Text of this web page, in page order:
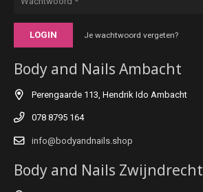
LOGIN Je wachtwoord vergeten?
Body and Nails Ambacht
Perengaarde 113, Hendrik Ido Ambacht
078 8795 164
info@bodyandnails.shop
Body and Nails Zwijndrecht